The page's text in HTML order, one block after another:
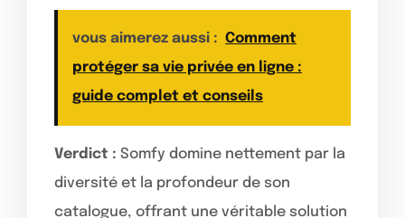
vous aimerez aussi : Comment
protéger sa vie privée en ligne :
guide complet et conseils
Verdict : Somfy domine nettement par la
diversité et la profondeur de son
catalogue, offrant une véritable solution